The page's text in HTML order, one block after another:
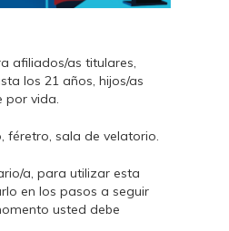
afiliados/as titulares,
los 21 años, hijos/as
por vida.
féretro, sala de velatorio.
a, para utilizar esta
en los pasos a seguir
usted debe